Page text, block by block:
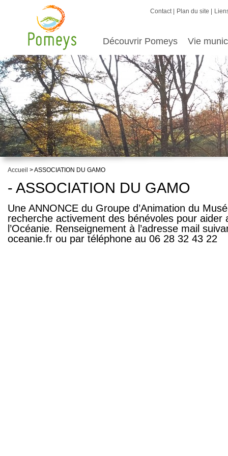
Contact Plan du site
Découvrir Pomeys Vie
Accueil > ASSOCIATION DU GAMO
- ASSOCIATION DU GAMO
Une ANNONCE du Groupe d’Animation du M
recherche activement des bénévoles pour aider
l’Océanie. Renseignement à l’adresse mail
oceanie.fr ou par téléphone au 06 28 32 43 22